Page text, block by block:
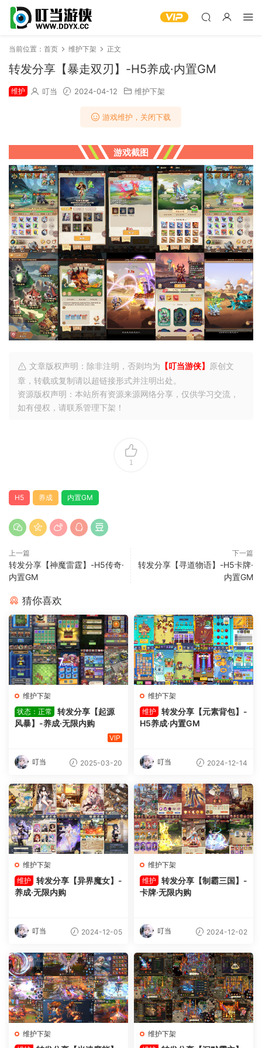
当前位置： 首页 维护下架 正文
转发分享【暴走双刃】-H5养成·内置GM
维护 叮当 2024-04-12 维护下架
游戏维护，关闭下载
游戏截图
文章版权声明：除非注明，否则均为 【叮当游侠】
原创文
章，转载或复制请以超链接形式并注明出处。
资源版权声明：本站所有资源来源网络分享，仅供学习交流，
如有侵权，请联系管理下架！
1
H5 养成 内置GM
上一篇
转发分享【神魔雷霆】-H5传奇·
内置GM
下一篇
转发分享【寻道物语】-H5卡牌·
内置GM
猜你喜欢
维护下架
状态：正常
转发分享【起源
风暴】-养成·无限内购
VIP
叮当 2025-03-20
维护下架
维护 转发分享【元素背包】-
H5养成·内置GM
叮当 2024-12-14
维护下架
维护 转发分享【异界魔女】-
养成·无限内购
叮当 2024-12-05
维护下架
维护 转发分享【制霸三国】-
卡牌·无限内购
叮当 2024-12-02
维护下架
维护下架